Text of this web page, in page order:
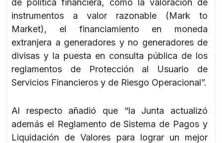
instrumentos a valor razonable (Mark to
Market), el financiamiento en moneda
extranjera a generadores y no generadores de
divisas y la puesta en consulta pública de los
reglamentos de Protección al Usuario de
Servicios Financieros y de Riesgo Operacional”.
Al respecto añadió que “la Junta actualizó
además el Reglamento de Sistema de Pagos y
Liquidación de Valores para lograr un mejor